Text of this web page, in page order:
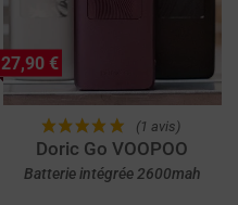
(1 avis)
Doric Go VOOPOO
Batterie intégrée 2600mah
27,90 €